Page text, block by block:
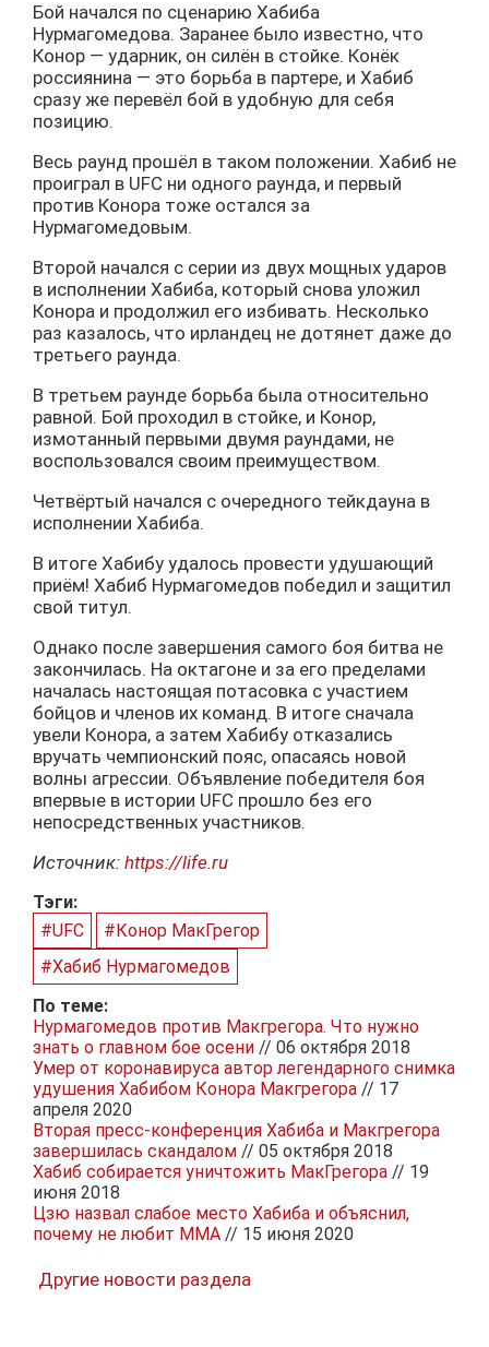
Бой начался по сценарию Хабиба
Нурмагомедова. Заранее было известно, что
Конор — ударник, он силён в стойке. Конёк
россиянина — это борьба в партере, и Хабиб
сразу же перевёл бой в удобную для себя
позицию.
Весь раунд прошёл в таком положении. Хабиб не
проиграл в UFC ни одного раунда, и первый
против Конора тоже остался за
Нурмагомедовым.
Второй начался с серии из двух мощных ударов
в исполнении Хабиба, который снова уложил
Конора и продолжил его избивать. Несколько
раз казалось, что ирландец не дотянет даже до
третьего раунда.
В третьем раунде борьба была относительно
равной. Бой проходил в стойке, и Конор,
измотанный первыми двумя раундами, не
воспользовался своим преимуществом.
Четвёртый начался с очередного тейкдауна в
исполнении Хабиба.
В итоге Хабибу удалось провести удушающий
приём! Хабиб Нурмагомедов победил и защитил
свой титул.
Однако после завершения самого боя битва не
закончилась. На октагоне и за его пределами
началась настоящая потасовка с участием
бойцов и членов их команд. В итоге сначала
увели Конора, а затем Хабибу отказались
вручать чемпионский пояс, опасаясь новой
волны агрессии. Объявление победителя боя
впервые в истории UFC прошло без его
непосредственных участников.
Источник: https://life.ru
Тэги:
#UFC
#Конор МакГрегор
#Хабиб Нурмагомедов
По теме:
Нурмагомедов против Макгрегора. Что нужно
знать о главном бое осени // 06 октября 2018
Умер от коронавируса автор легендарного снимка
удушения Хабибом Конора Макгрегора // 17
апреля 2020
Вторая пресс-конференция Хабиба и Макгрегора
завершилась скандалом // 05 октября 2018
Хабиб собирается уничтожить МакГрегора // 19
июня 2018
Цзю назвал слабое место Хабиба и объяснил,
почему не любит MMA // 15 июня 2020
Другие новости раздела